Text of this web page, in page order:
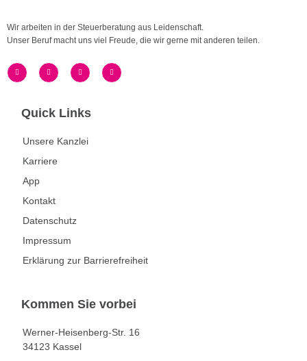
Wir arbeiten in der Steuerberatung aus Leidenschaft.
Unser Beruf macht uns viel Freude, die wir gerne mit anderen teilen.
Quick Links
Unsere Kanzlei
Karriere
App
Kontakt
Datenschutz
Impressum
Erklärung zur Barrierefreiheit
Kommen Sie vorbei
Werner-Heisenberg-Str. 16
34123 Kassel